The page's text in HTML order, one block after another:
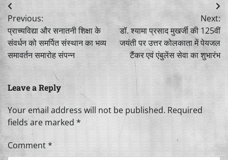
Post
navigation
Previous:
प्राच्यविद्या और सनातनी शिक्षा के
संवर्धन को समर्पित संस्थान का भव्य
समावर्तन समारोह संपन्न
Next:
डॉ. श्यामा प्रसाद मुखर्जी की 125वीं
जयंती पर उत्तर कोलकाता में पेयजल
टैंकर एवं एंबुलेंस सेवा का शुभारंभ
Leave a Reply
Your email address will not be published. Required
fields are marked *
Comment*